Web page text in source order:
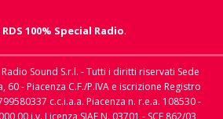
RDS 100% Special Radio.
Sound S.r.l. - Tutti i diritti riservati Sede
60 - Piacenza C.F./P.IVA e iscrizione Registro
c.c.i.a.a. Piacenza n. r.e.a. 108530 -